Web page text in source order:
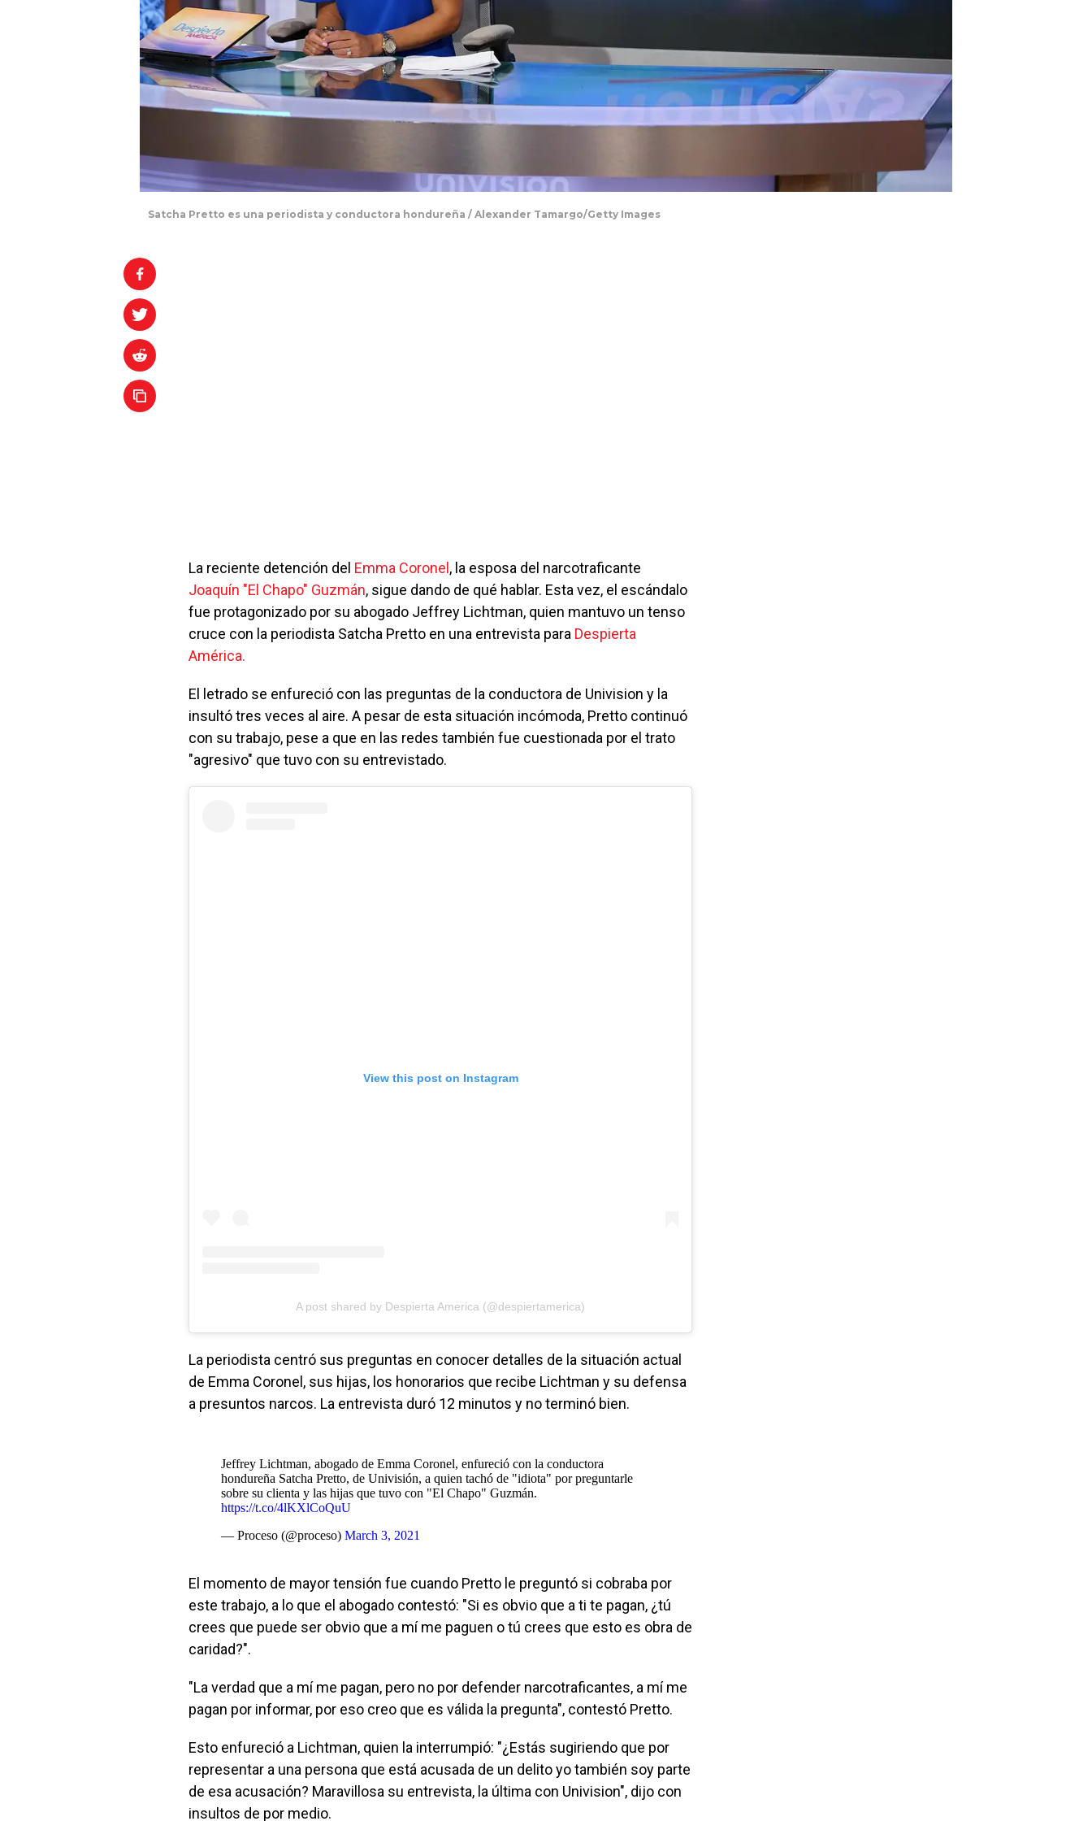
Satcha Pretto es una periodista y conductora hondureña / Alexander Tamargo/Getty Images
La reciente detención del Emma Coronel , la esposa del narcotraficante
Joaquín "El Chapo" Guzmán, sigue dando de qué hablar. Esta vez, el escándalo
fue protagonizado por su abogado Jeffrey Lichtman, quien mantuvo un tenso
cruce con la periodista Satcha Pretto en una entrevista para Despierta
América.
El letrado se enfureció con las preguntas de la conductora de Univision y la
insultó tres veces al aire. A pesar de esta situación incómoda, Pretto continuó
con su trabajo, pese a que en las redes también fue cuestionada por el trato
"agresivo" que tuvo con su entrevistado.
View this post on Instagram
A post shared by Despierta America (@despiertamerica)
La periodista centró sus preguntas en conocer detalles de la situación actual
de Emma Coronel, sus hijas, los honorarios que recibe Lichtman y su defensa
a presuntos narcos. La entrevista duró 12 minutos y no terminó bien.
Jeffrey Lichtman, abogado de Emma Coronel, enfureció con la conductora
hondureña Satcha Pretto, de Univisión, a quien tachó de "idiota" por preguntarle
sobre su clienta y las hijas que tuvo con "El Chapo" Guzmán.
https://t.co/4lKXlCoQuU
— Proceso (@proceso) March 3, 2021
El momento de mayor tensión fue cuando Pretto le preguntó si cobraba por
este trabajo, a lo que el abogado contestó: "Si es obvio que a ti te pagan, ¿tú
crees que puede ser obvio que a mí me paguen o tú crees que esto es obra de
caridad?".
"La verdad que a mí me pagan, pero no por defender narcotraficantes, a mí me
pagan por informar, por eso creo que es válida la pregunta", contestó Pretto.
Esto enfureció a Lichtman, quien la interrumpió: "¿Estás sugiriendo que por
representar a una persona que está acusada de un delito yo también soy parte
de esa acusación? Maravillosa su entrevista, la última con Univision", dijo con
insultos de por medio.